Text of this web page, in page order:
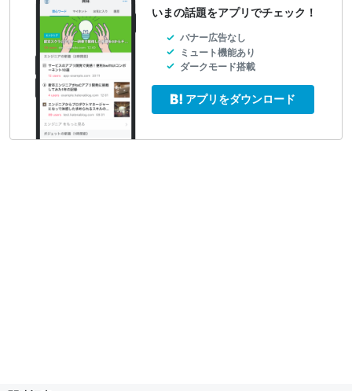
いまの話題をアプリでチェック！
バナー広告なし
ミュート機能あり
ダークモード搭載
アプリをダウンロード